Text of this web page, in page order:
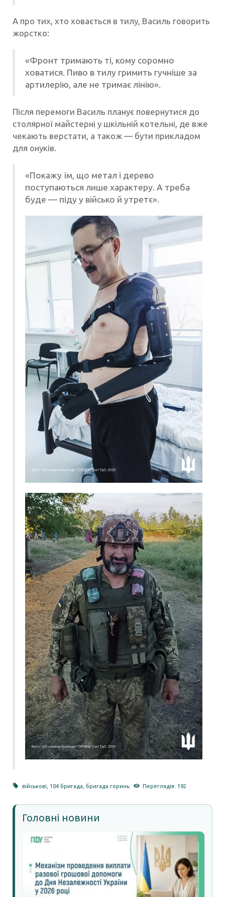
А про тих, хто ховається в тилу, Василь говорить
жорстко:
«Фронт тримають ті, кому соромно
ховатися. Пиво в тилу гримить гучніше за
артилерію, але не тримає лінію».
Після перемоги Василь планує повернутися до
столярної майстерні у шкільній котельні, де вже
чекають верстати, а також — бути прикладом
для онуків.
«Покажу їм, що метал і дерево
поступаються лише характеру. А треба
буде — піду у військо й утретє».
військові 104 бригада ,бригада горинь Переглядів: 192
Головні новини